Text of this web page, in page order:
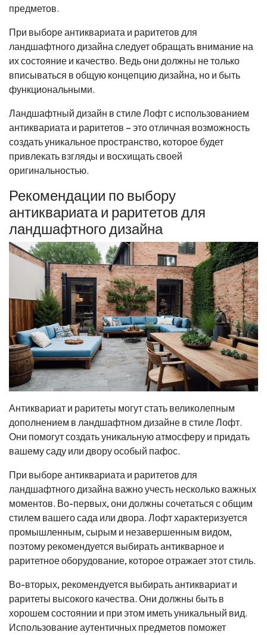
предметов.
При выборе антиквариата и раритетов для
ландшафтного дизайна следует обращать внимание на
их состояние и качество. Ведь они должны не только
вписываться в общую концепцию дизайна, но и быть
функциональными.
Ландшафтный дизайн в стиле Лофт с использованием
антиквариата и раритетов – это отличная возможность
создать уникальное пространство, которое будет
привлекать взгляды и восхищать своей
оригинальностью.
Рекомендации по выбору
антиквариата и раритетов для
ландшафтного дизайна
Антиквариат и раритеты могут стать великолепным
дополнением в ландшафтном дизайне в стиле Лофт.
Они помогут создать уникальную атмосферу и придать
вашему саду или двору особый пафос.
При выборе антиквариата и раритетов для
ландшафтного дизайна важно учесть несколько важных
моментов. Во-первых, они должны сочетаться с общим
стилем вашего сада или двора. Лофт характеризуется
промышленным, сырым и незавершенным видом,
поэтому рекомендуется выбирать антикварное и
раритетное оборудование, которое отражает этот стиль.
Во-вторых, рекомендуется выбирать антиквариат и
раритеты высокого качества. Они должны быть в
хорошем состоянии и при этом иметь уникальный вид.
Использование аутентичных предметов поможет